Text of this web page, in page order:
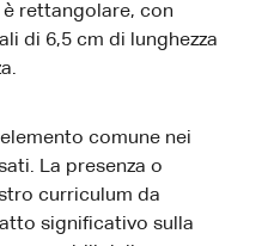
è rettangolare, con
di 6,5 cm di lunghezza
comune nei
La presenza o
curriculum da
significativo sulla